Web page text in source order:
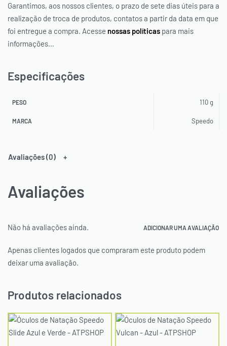
Garantimos, aos nossos clientes, o prazo de sete dias úteis para a
realização de troca de produtos, contatos a partir da data em que
foi entregue a compra. Acesse nossas políticas para mais
informações…
Especificações
PESO 110 g
MARCA Speedo
Avaliações (0)
Avaliações
Não há avaliações ainda. ADICIONAR UMA AVALIAÇÃO
Apenas clientes logados que compraram este produto podem
deixar uma avaliação.
Produtos relacionados